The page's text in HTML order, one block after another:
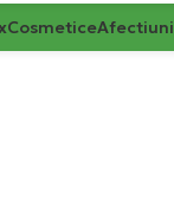
CosmeticeAfectiuni